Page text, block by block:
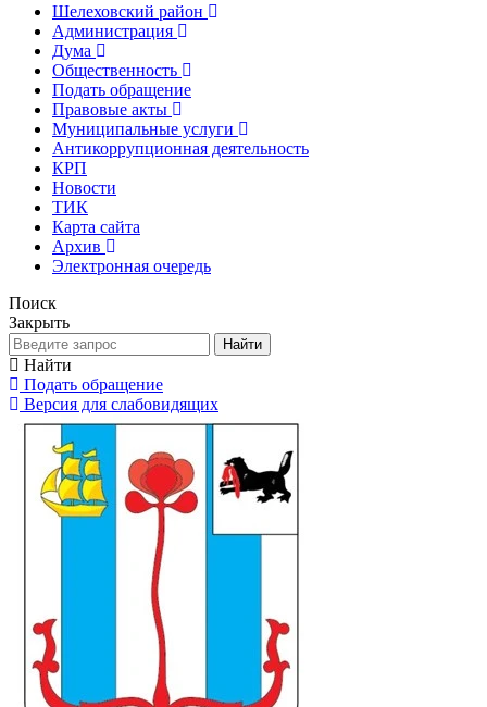
Шелеховский район
Администрация
Дума
Общественность
Подать обращение
Правовые акты
Муниципальные услуги
Антикоррупционная деятельность
КРП
Новости
ТИК
Карта сайта
Архив
Электронная очередь
Поиск
Закрыть
Найти
Найти
Подать обращение
Версия для слабовидящих